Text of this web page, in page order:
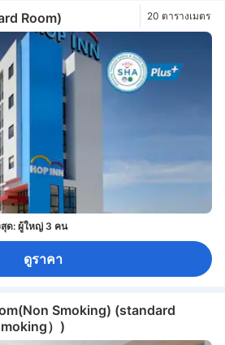
Room) 20 ตารางเมตร
สุด: ผู้ใหญ่ 3 คน
ดูราคา
Smoking) (standard
）)